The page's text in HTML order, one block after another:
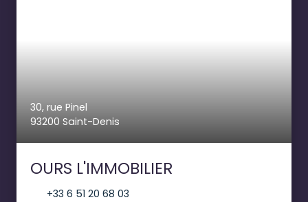
30, rue Pinel
93200 Saint-Denis
OURS L'IMMOBILIER
+33 6 51 20 68 03